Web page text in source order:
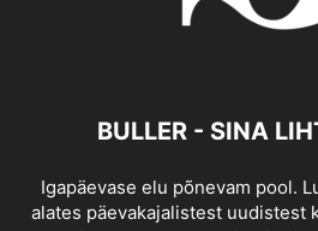
BULLER - SINA
Igapäevase elu põnevam pool.
alates päevakajalistest uudistest